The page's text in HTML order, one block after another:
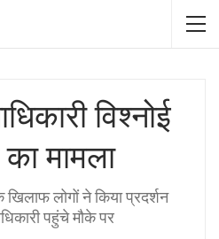
विश्नोई
मामला
लोगों ने किया प्रदर्शन
पहुंचे मौके पर